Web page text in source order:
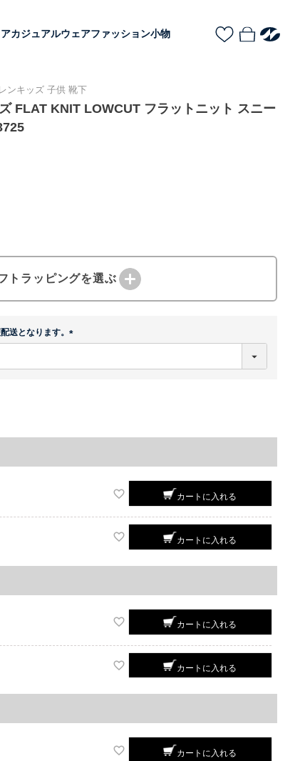
カジュアルウェアファッション小物
ンキッズ 子供 靴下
FLAT KNIT LOWCUT フラットニット スニー
トラッピングを選ぶ
送となります。
カートに入れる
カートに入れる
カートに入れる
カートに入れる
カートに入れる